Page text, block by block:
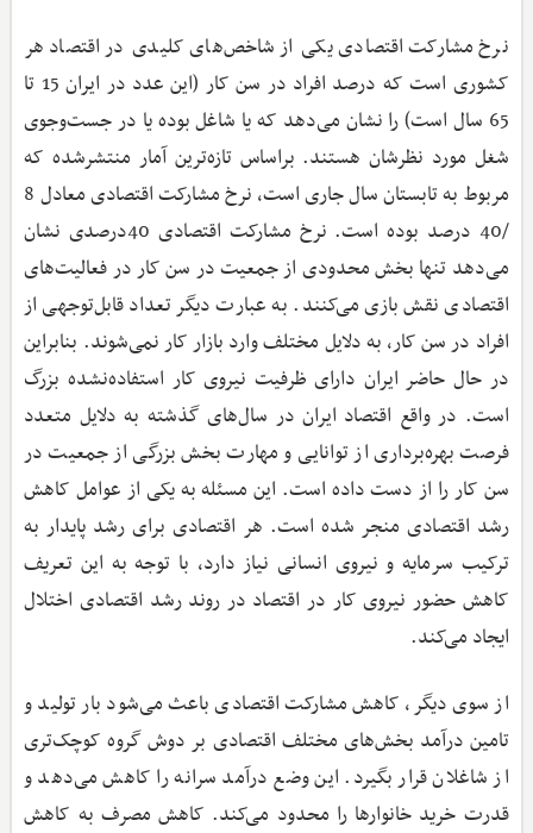
نرخ مشارکت اقتصادی یکی از شاخص‌های کلیدی در اقتصاد هر
کشوری است که درصد افراد در سن کار (این عدد در ایران 15 تا
65 سال است) را نشان می‌دهد که یا شاغل بوده یا در جست‌وجوی
شغل مورد نظرشان هستند. براساس تازه‌ترین آمار منتشرشده که
مربوط به تابستان سال جاری است، نرخ مشارکت اقتصادی معادل 8
/40 درصد بوده است. نرخ مشارکت اقتصادی 40درصدی نشان
می‌دهد تنها بخش محدودی از جمعیت در سن کار در فعالیت‌های
اقتصادی نقش بازی می‌کنند. به عبارت دیگر تعداد قابل‌توجهی از
افراد در سن کار، به دلایل مختلف وارد بازار کار نمی‌شوند. بنابراین
در حال حاضر ایران دارای ظرفیت نیروی کار استفاده‌نشده بزرگ
است. در واقع اقتصاد ایران در سال‌های گذشته به دلایل متعدد
فرصت بهره‌برداری از توانایی و مهارت بخش بزرگی از جمعیت در
سن کار را از دست داده است. این مسئله به یکی از عوامل کاهش
رشد اقتصادی منجر شده است. هر اقتصادی برای رشد پایدار به
ترکیب سرمایه و نیروی انسانی نیاز دارد، با توجه به این تعریف
کاهش حضور نیروی کار در اقتصاد در روند رشد اقتصادی اختلال
ایجاد می‌کند.
از سوی دیگر، کاهش مشارکت اقتصادی باعث می‌شود بار تولید و
تامین درآمد بخش‌های مختلف اقتصادی بر دوش گروه کوچک‌تری
از شاغلان قرار بگیرد. این وضع درآمد سرانه را کاهش می‌دهد و
قدرت خرید خانوارها را محدود می‌کند. کاهش مصرف به کاهش